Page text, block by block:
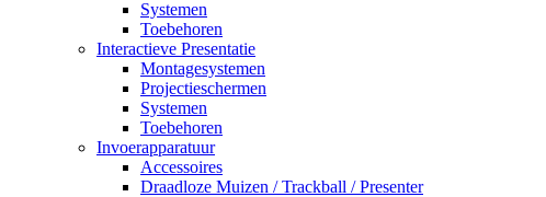
Systemen
Toebehoren
Interactieve Presentatie
Montagesystemen
Projectieschermen
Systemen
Toebehoren
Invoerapparatuur
Accessoires
Draadloze Muizen / Trackball / Presenter